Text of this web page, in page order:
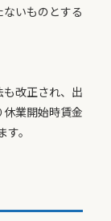
いものとする
改正され、出
業開始時賃金
。